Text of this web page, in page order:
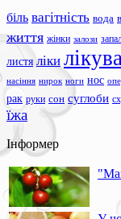
біль вагітність вода
життя жінки залози
листя ліки
насіння нирок ноги нос
рак руки сон суглоби
їжа
Інформер